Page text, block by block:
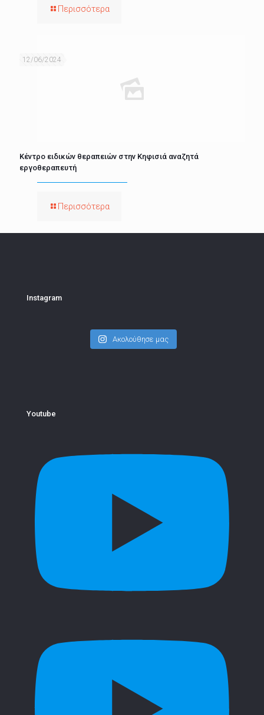
Περισσότερα
12/06/2024
Κέντρο ειδικών θεραπειών στην Κηφισιά αναζητά
εργοθεραπευτή
Περισσότερα
Instagram
Ακολούθησε μας
Youtube